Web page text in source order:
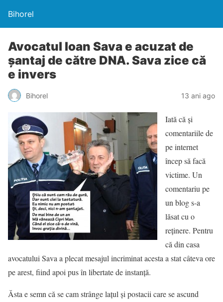
Bihorel
Avocatul Ioan Sava e acuzat de
şantaj de către DNA. Sava zice că
e invers
Bihorel 13 ani ago
Iată că şi
comentariile de
pe internet
încep să facă
victime. Un
comentariu pe
un blog s-a
lăsat cu o
reţinere. Pentru
că din casa
avocatului Sava a plecat mesajul incriminat acesta a stat câteva ore
pe arest, fiind apoi pus în libertate de instanţă.
Ăsta e semn că se cam strânge laţul şi postacii care se ascund